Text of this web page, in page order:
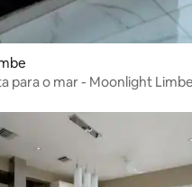
para o mar - Moonlight Limbe